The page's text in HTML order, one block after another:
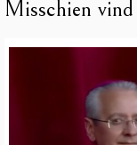
Misschien